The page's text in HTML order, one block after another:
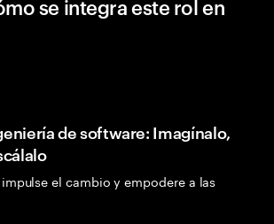
se integra este rol en
de software: Imagínalo,
el cambio y empodere a las